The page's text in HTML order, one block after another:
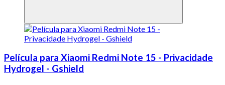
Película para Xiaomi Redmi Note 15 - Privacidade
Hydrogel - Gshield